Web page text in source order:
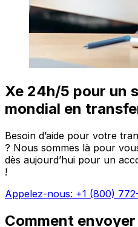
Xe 24h/5 pour un
mondial en
Besoin d’aide pour votre
? Nous sommes là pour
dès aujourd’hui pour un
!
Appelez-nous: +1 (800)
Comment